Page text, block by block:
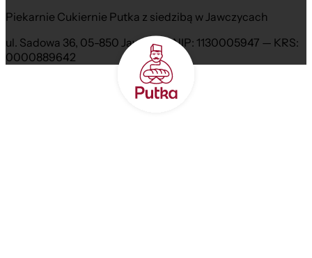
Piekarnie Cukiernie Putka z siedzibą w Jawczycach
ul. Sadowa 36, 05-850 Jawczyce NIP: 1130005947 — KRS:
0000889642